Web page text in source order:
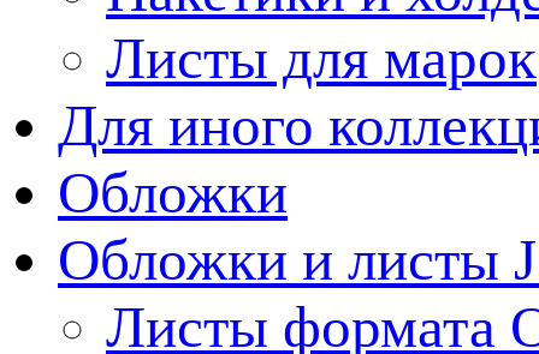
Листы для марок
Для иного
Обложки
Обложки и листы
Листы формата